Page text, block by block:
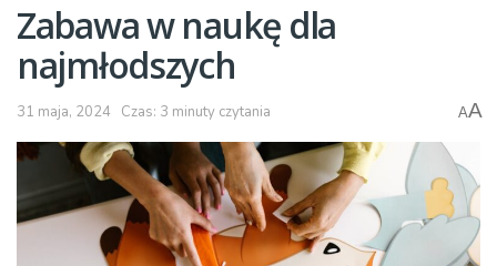
Zabawa w naukę dla
najmłodszych
31 maja, 2024 Czas: 3 minuty czytania AA